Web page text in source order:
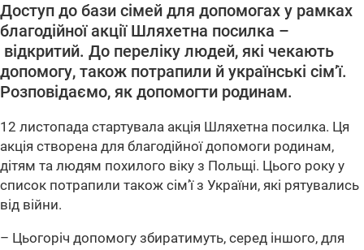
Доступ до бази сімей для допомогах у рамках
благодійної акції Шляхетна посилка –
відкритий. До переліку людей, які чекають
допомогу, також потрапили й українські сім’ї.
Розповідаємо, як допомогти родинам.
12 листопада стартувала акція Шляхетна посилка. Ця
акція створена для благодійної допомоги родинам,
дітям та людям похилого віку з Польщі. Цього року у
список потрапили також сім’ї з України, які рятувались
від війни.
– Цьогоріч допомогу збиратимуть, серед іншого, для